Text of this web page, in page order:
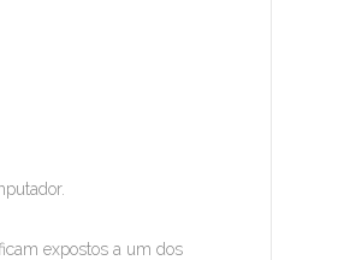
expostos a um dos